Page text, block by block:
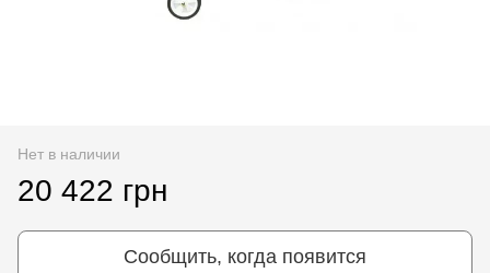
Нет в наличии
20 422 грн
Сообщить, когда появится